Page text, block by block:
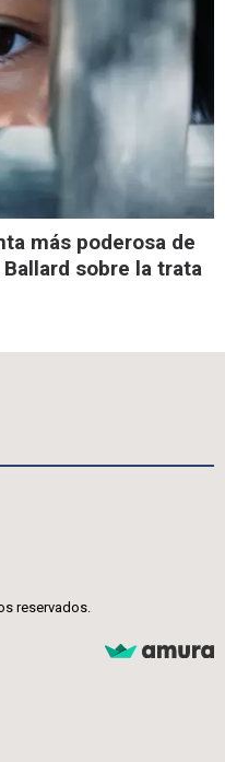
más poderosa de
sobre la trata
reservados.